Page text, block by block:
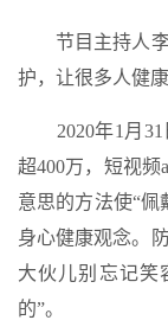
节目主持人李
护，让很多人健
2020年1月31
超400万，短视频
意思的方法使“佩
身心健康观念。
大伙儿别忘记笑
的”。